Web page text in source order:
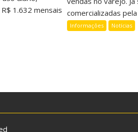
1.632 mensais comercializadas pela
Informações Notícias